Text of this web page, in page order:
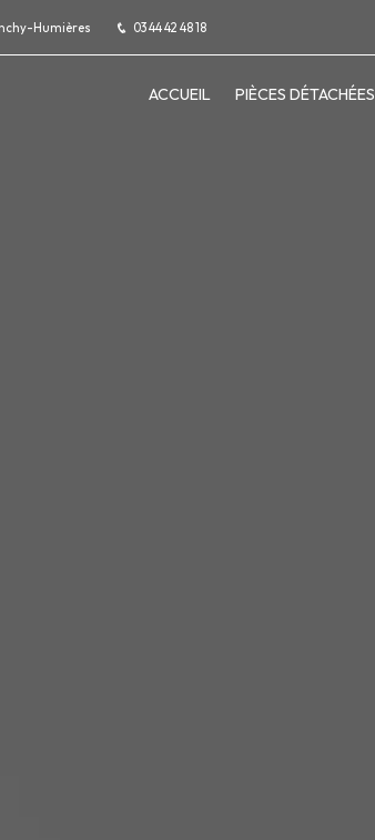
Humières 03 44 42 48 18
ACCUEIL PIÈCES DÉTACHÉES